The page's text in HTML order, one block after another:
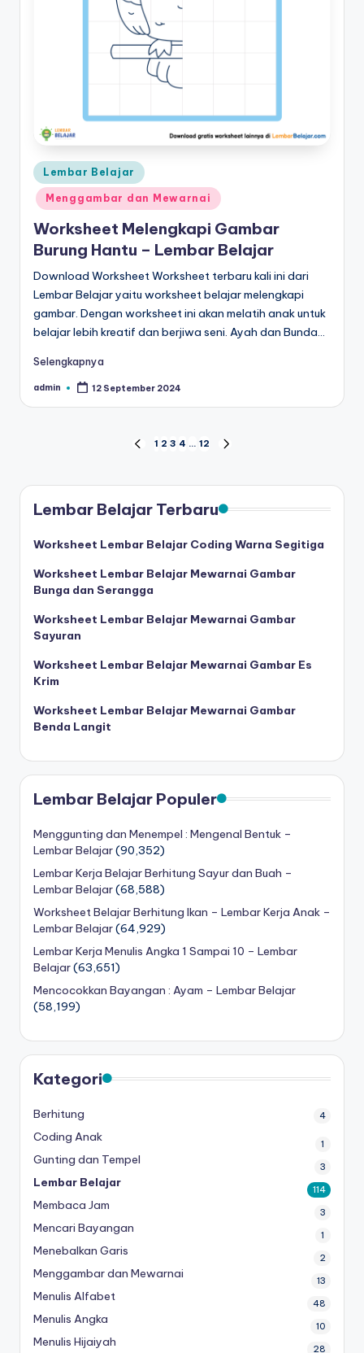
Posted
in
Lembar Belajar
Menggambar dan Mewarnai
Worksheet Melengkapi Gambar
Burung Hantu – Lembar Belajar
Download Worksheet Worksheet terbaru kali ini dari
Lembar Belajar yaitu worksheet belajar melengkapi
gambar. Dengan worksheet ini akan melatih anak untuk
belajar lebih kreatif dan berjiwa seni. Ayah dan Bunda…
Selengkapnya
Posted
admin 12 September 2024
pos
PREVIOUS
1 2 3 4 … 12
Lembar Belajar Terbaru
Worksheet Lembar Belajar Coding Warna Segitiga
Worksheet Lembar Belajar Mewarnai Gambar
Bunga dan Serangga
Worksheet Lembar Belajar Mewarnai Gambar
Sayuran
Worksheet Lembar Belajar Mewarnai Gambar Es
Krim
Worksheet Lembar Belajar Mewarnai Gambar
Benda Langit
Lembar Belajar Populer
Menggunting dan Menempel : Mengenal Bentuk –
Lembar Belajar(90,352)
Lembar Kerja Belajar Berhitung Sayur dan Buah –
Lembar Belajar(68,588)
Worksheet Belajar Berhitung Ikan – Lembar Kerja Anak –
Lembar Belajar(64,929)
Lembar Kerja Menulis Angka 1 Sampai 10 – Lembar
Belajar(63,651)
Mencocokkan Bayangan : Ayam – Lembar Belajar
(58,199)
Kategori
Berhitung 4
Coding Anak 1
Gunting dan Tempel 3
Lembar Belajar 114
Membaca Jam 3
Mencari Bayangan 1
Menebalkan Garis 2
Menggambar dan Mewarnai 13
Menulis Alfabet 48
Menulis Angka 10
Menulis Hijaiyah 28